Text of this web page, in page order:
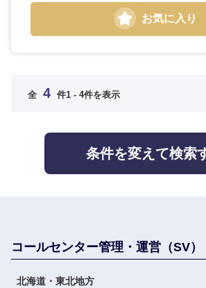
お気に入り
全 4 件1 - 4件を表示
条件を変えて検索
コールセンター管理・運営（SV
北海道・東北地方